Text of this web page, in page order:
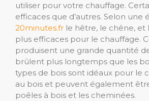
utiliser pour votre chauffage.
efficaces que d’autres. Selon une
20minutes.fr le hêtre, le chêne, et
plus efficaces pour le chauffage.
produisent une grande quantité
brûlent plus longtemps que les
types de bois sont idéaux pour le
au bois et peuvent également
poêles à bois et les cheminées.